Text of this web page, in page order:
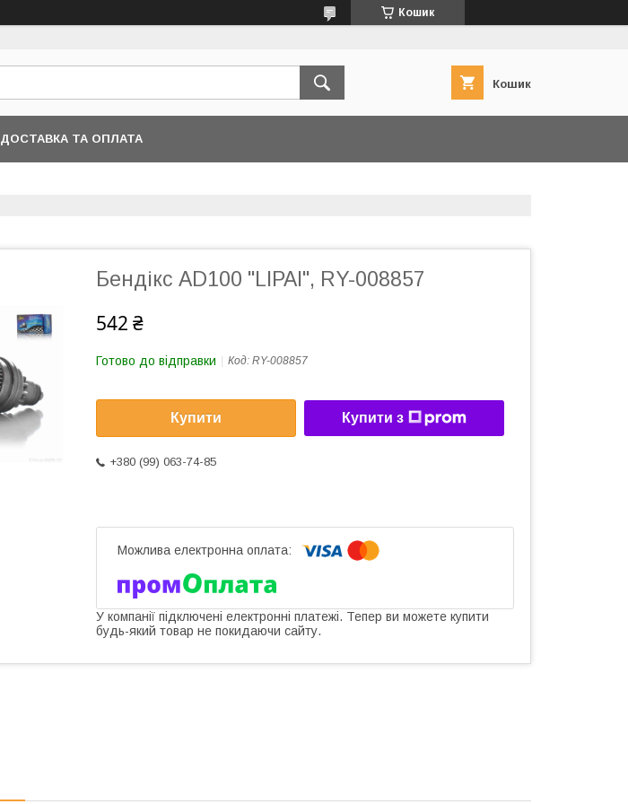
Кошик
Кошик
ДОСТАВКА ТА ОПЛАТА
Бендікс AD100 "LIPAI", RY-008857
542 ₴
Готово до відправки Код: RY-008857
Купити Купити з
+380 (99) 063-74-85
У компанії підключені електронні платежі. Тепер ви можете купити
будь-який товар не покидаючи сайту.